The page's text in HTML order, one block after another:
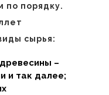
по порядку.
сырья:
–
и так далее;